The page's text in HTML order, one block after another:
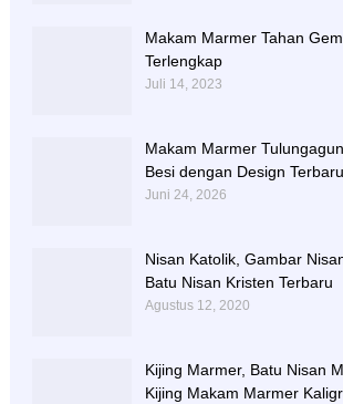
Makam Marmer Tahan
Terlengkap
Juli 14, 2023
Makam Marmer
Besi dengan Design Terbaru
Juni 24, 2026
Nisan Katolik, Gambar
Batu Nisan Kristen Terbaru
Agustus 12, 2020
Kijing Marmer, Batu Nisan
Kijing Makam Marmer